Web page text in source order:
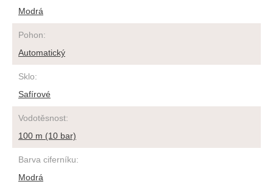
Modrá
Pohon:
Automatický
Sklo:
Safírové
Vodotěsnost:
100 m (10 bar)
Barva ciferníku:
Modrá